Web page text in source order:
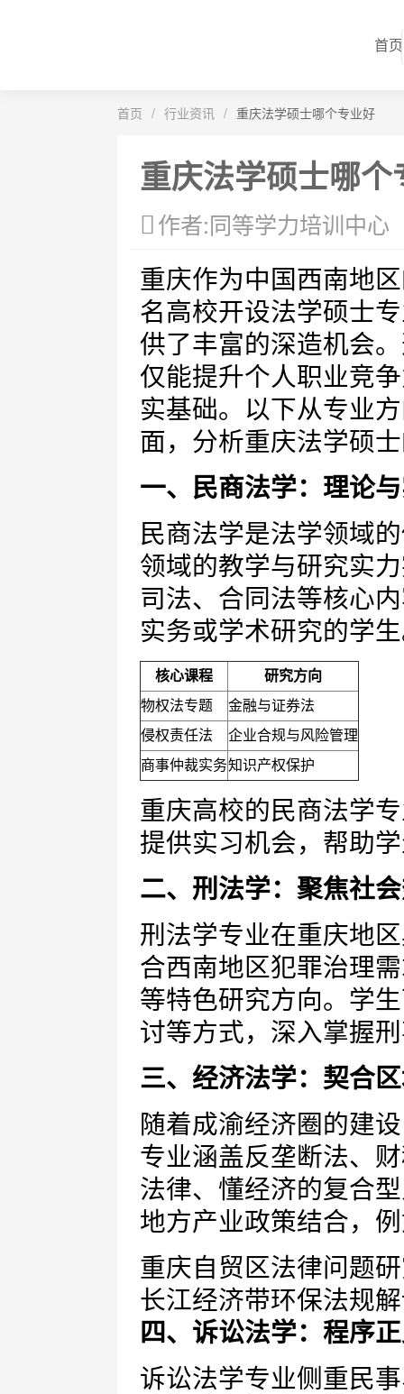
首页
首页 / 行业资讯 / 重庆法学硕士哪个专业好
重庆法学硕士哪个
作者:同等学力培训中心
重庆作为中国西南地
名高校开设法学硕士
供了丰富的深造机会
仅能提升个人职业竞
实基础。以下从专业
面，分析重庆法学硕
一、民商法学：理论
民商法学是法学领域
领域的教学与研究实
司法、合同法等核心
实务或学术研究的学
核心课程
研究方向
物权法专题
金融与证券法
侵权责任法
企业合规与风险管理
商事仲裁实务知识产权保护
重庆高校的民商法学
提供实习机会，帮助
二、刑法学：聚焦社
刑法学专业在重庆地
合西南地区犯罪治理
等特色研究方向。学
讨等方式，深入掌握
三、经济法学：契合
随着成渝经济圈的建
专业涵盖反垄断法、
法律、懂经济的复合
地方产业政策结合，
重庆自贸区法律问题
长江经济带环保法规
四、诉讼法学：程序
诉讼法学专业侧重民